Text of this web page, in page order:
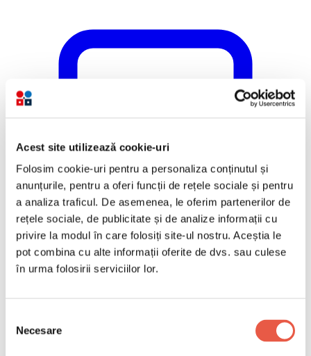
Acest site utilizează cookie-uri
Folosim cookie-uri pentru a personaliza conținutul și
anunțurile, pentru a oferi funcții de rețele sociale și pentru
a analiza traficul. De asemenea, le oferim partenerilor de
rețele sociale, de publicitate și de analize informații cu
privire la modul în care folosiți site-ul nostru. Aceștia le
pot combina cu alte informații oferite de dvs. sau culese
în urma folosirii serviciilor lor.
consimțământului
Necesare